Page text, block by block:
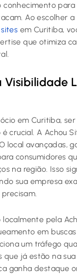
conhecimento
Ao escolher a
em Curitiba,
que otimiza
Visibilidade
em Curitiba,
crucial. A Achou
local avançadas,
consumidores
na região. Isso
sua empresa
pela
em
um tráfego
que já estão na
ganha destaque